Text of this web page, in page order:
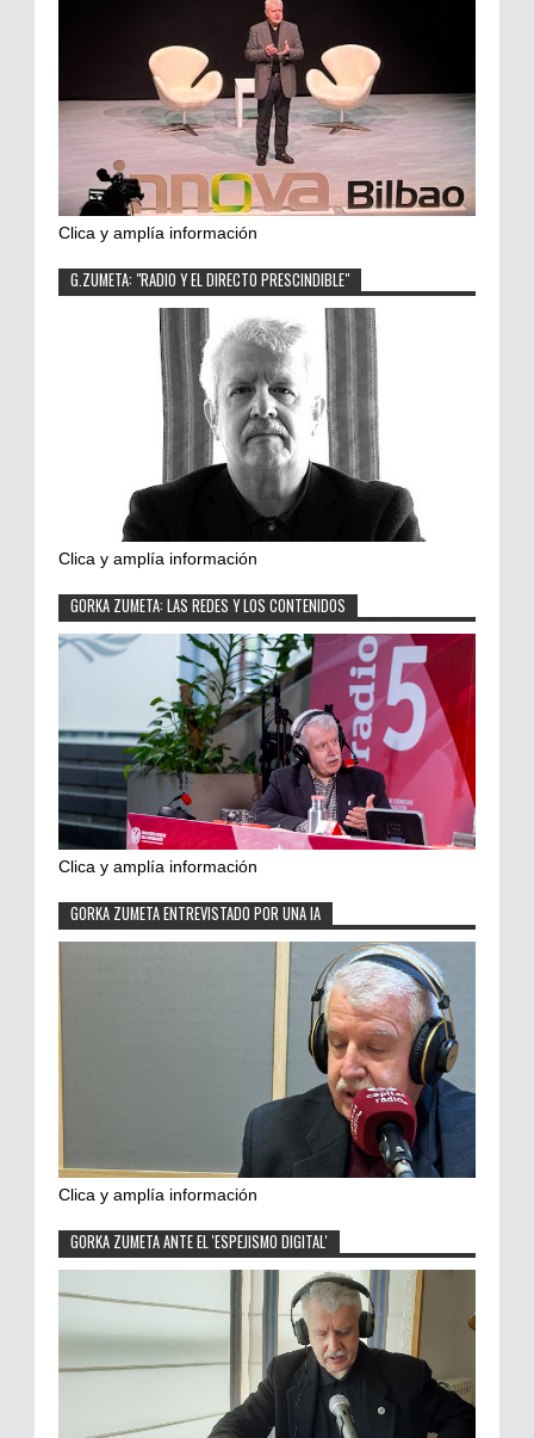
Clica y amplía información
G.ZUMETA: "RADIO Y EL DIRECTO PRESCINDIBLE"
Clica y amplía información
GORKA ZUMETA: LAS REDES Y LOS CONTENIDOS
Clica y amplía información
GORKA ZUMETA ENTREVISTADO POR UNA IA
Clica y amplía información
GORKA ZUMETA ANTE EL 'ESPEJISMO DIGITAL'